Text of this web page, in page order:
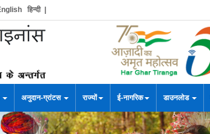
हिन्दी|
अनुदान-ग्रांटस राज्यों ई-नागरिक डाउनलोड